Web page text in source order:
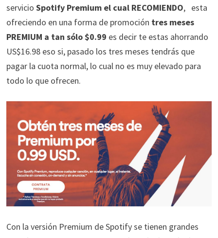
servicio Spotify Premium el cual RECOMIENDO, esta
ofreciendo en una forma de promoción tres meses
PREMIUM a tan sólo $0.99 es decir te estas ahorrando
US$16.98 eso si, pasado los tres meses tendrás que
pagar la cuota normal, lo cual no es muy elevado para
todo lo que ofrecen.
Con la versión Premium de Spotify se tienen grandes